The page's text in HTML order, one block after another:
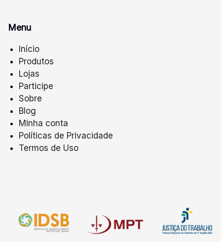
Menu
Início
Produtos
Lojas
Participe
Sobre
Blog
Minha conta
Políticas de Privacidade
Termos de Uso